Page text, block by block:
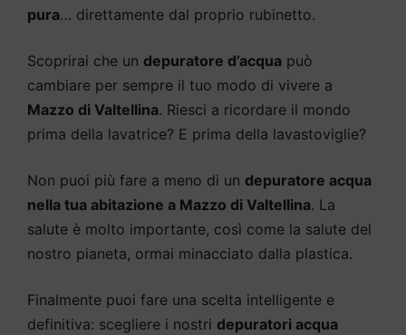
pura… direttamente dal proprio rubinetto.
Scoprirai che un depuratore d’acqua può
cambiare per sempre il tuo modo di vivere a
Mazzo di Valtellina. Riesci a ricordare il mondo
prima della lavatrice? E prima della lavastoviglie?
Non puoi più fare a meno di un depuratore acqua
nella tua abitazione a Mazzo di Valtellina. La
salute è molto importante, così come la salute del
nostro pianeta, ormai minacciato dalla plastica.
Finalmente puoi fare una scelta intelligente e
definitiva: scegliere i nostri depuratori acqua